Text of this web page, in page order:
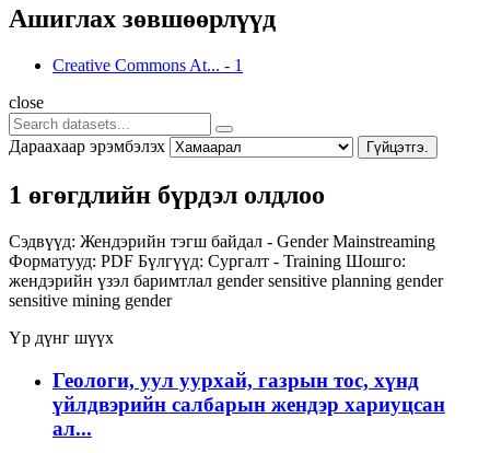
Ашиглах зөвшөөрлүүд
Creative Commons At... - 1
close
Дараахаар эрэмбэлэх Гүйцэтгэ.
1 өгөгдлийн бүрдэл олдлоо
Сэдвүүд: Жендэрийн тэгш байдал - Gender Mainstreaming
Форматууд: PDF Бүлгүүд: Сургалт - Training Шошго:
жендэрийн үзэл баримтлал gender sensitive planning gender
sensitive mining gender
Үр дүнг шүүх
Геологи, уул уурхай, газрын тос, хүнд
үйлдвэрийн салбарын жендэр хариуцсан
ал...